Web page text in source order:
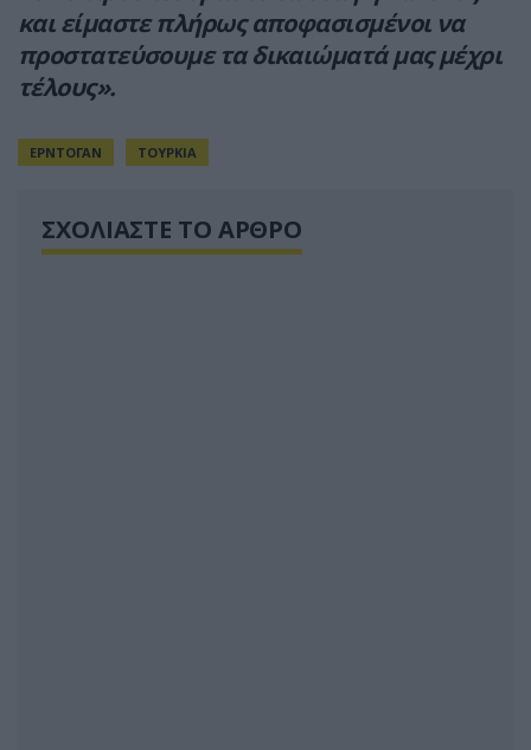
και είμαστε πλήρως αποφασισμένοι να
προστατεύσουμε τα δικαιώματά μας μέχρι
τέλους».
ΕΡΝΤΟΓΑΝ ΤΟΥΡΚΙΑ
ΣΧΟΛΙΑΣΤΕ ΤΟ ΑΡΘΡΟ